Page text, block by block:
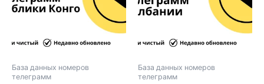
База данных номеров
телеграмм
База данных номеров
телеграмм